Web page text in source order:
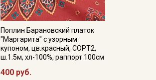
Поплин Барановский платок
"Маргарита" с узорным
купоном, цв.красный, СОРТ2,
ш.1.5м, хл-100%, раппорт 100см
400 руб.